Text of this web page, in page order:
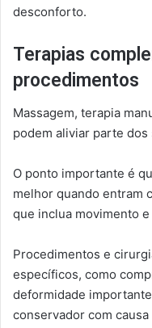
desconforto.
Terapias
procedimentos
Massagem, terapia
podem aliviar parte dos
O ponto importante é
melhor quando entram
que inclua movimento
Procedimentos e
específicos, como
deformidade
conservador com